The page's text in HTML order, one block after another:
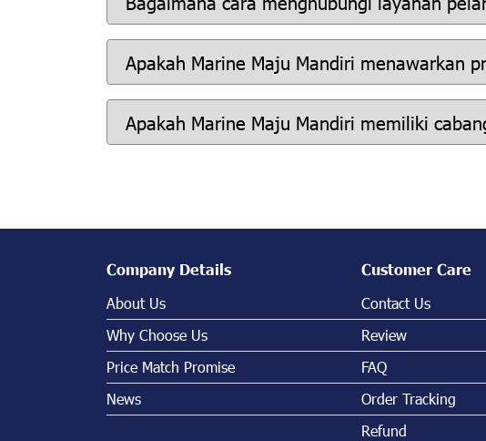
Apakah Marine Maju Mandiri menawarkan
Apakah Marine Maju Mandiri memiliki
Company Details
About Us
Why Choose Us
Price Match Promise
News
Customer Care
Contact Us
Review
FAQ
Order Tracking
Refund